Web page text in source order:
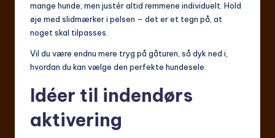
mange hunde, men justér altid remmene individuelt. Hold
øje med slidmærker i pelsen – det er et tegn på, at
noget skal tilpasses.
Vil du være endnu mere tryg på gåturen, så dyk ned i,
hvordan du kan vælge den perfekte hundesele.
Idéer til indendørs
aktivering